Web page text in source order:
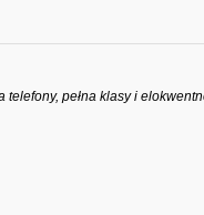
pełna klasy i